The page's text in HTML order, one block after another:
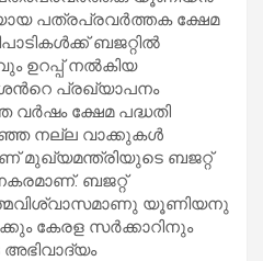
പത്രപ്രവർത്തക ക്ഷേമ
ബജറ്റിൽ
ഉറപ്പ്​ നൽകിയ
പ്രഖ്യാപനം
ക്ഷേമ പദ്ധതി
നല്ല വാക്കുകൾ
മുഖ്യമന്ത്രിയുടെ ബജറ്റ്​
ബജറ്റ്​
യൂണിയനു
കേരള സർക്കാറിനും